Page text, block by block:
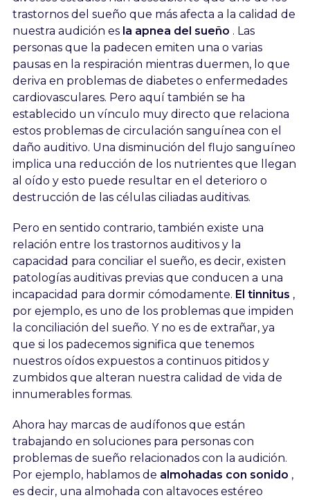
trastornos del sueño que más afecta a la calidad de
nuestra audición es la apnea del sueño . Las
personas que la padecen emiten una o varias
pausas en la respiración mientras duermen, lo que
deriva en problemas de diabetes o enfermedades
cardiovasculares. Pero aquí también se ha
establecido un vínculo muy directo que relaciona
estos problemas de circulación sanguínea con el
daño auditivo. Una disminución del flujo sanguíneo
implica una reducción de los nutrientes que llegan
al oído y esto puede resultar en el deterioro o
destrucción de las células ciliadas auditivas.
Pero en sentido contrario, también existe una
relación entre los trastornos auditivos y la
capacidad para conciliar el sueño, es decir, existen
patologías auditivas previas que conducen a una
incapacidad para dormir cómodamente. El tinnitus ,
por ejemplo, es uno de los problemas que impiden
la conciliación del sueño. Y no es de extrañar, ya
que si los padecemos significa que tenemos
nuestros oídos expuestos a continuos pitidos y
zumbidos que alteran nuestra calidad de vida de
innumerables formas.
Ahora hay marcas de audífonos que están
trabajando en soluciones para personas con
problemas de sueño relacionados con la audición.
Por ejemplo, hablamos de almohadas con sonido ,
es decir, una almohada con altavoces estéreo